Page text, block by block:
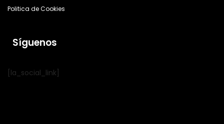
Politica de Cookies
Síguenos
[la_social_link]